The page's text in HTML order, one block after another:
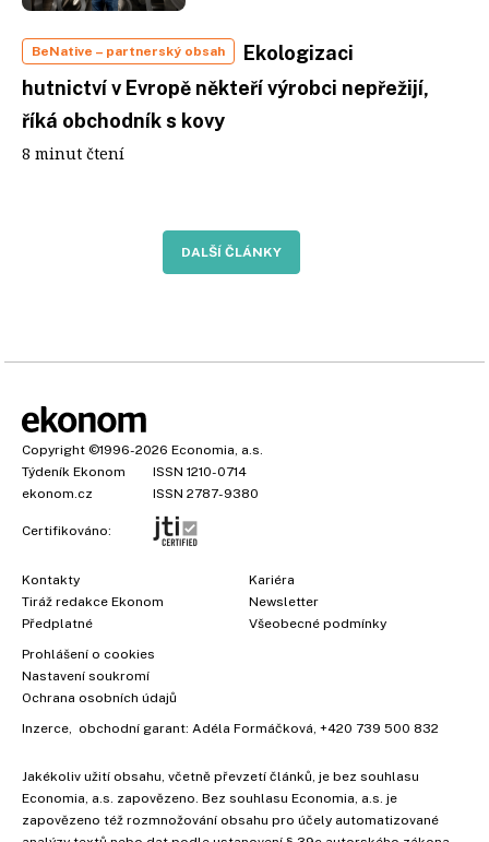
BeNative – partnerský obsah
Ekologizaci
hutnictví v Evropě někteří výrobci nepřežijí,
říká obchodník s kovy
8 minut čtení
DALŠÍ ČLÁNKY
Copyright ©1996-2026 Economia, a.s.
Týdeník Ekonom
ISSN 1210-0714
ekonom.cz
ISSN 2787-9380
Certifikováno:
Kontakty
Tiráž redakce Ekonom
Předplatné
Kariéra
Newsletter
Všeobecné podmínky
Prohlášení o cookies
Nastavení soukromí
Ochrana osobních údajů
Inzerce, obchodní garant: Adéla Formáčková, +420 739 500 832
Jakékoliv užití obsahu, včetně převzetí článků, je bez souhlasu
Economia, a.s. zapovězeno. Bez souhlasu Economia, a.s. je
zapovězeno též rozmnožování obsahu pro účely automatizované